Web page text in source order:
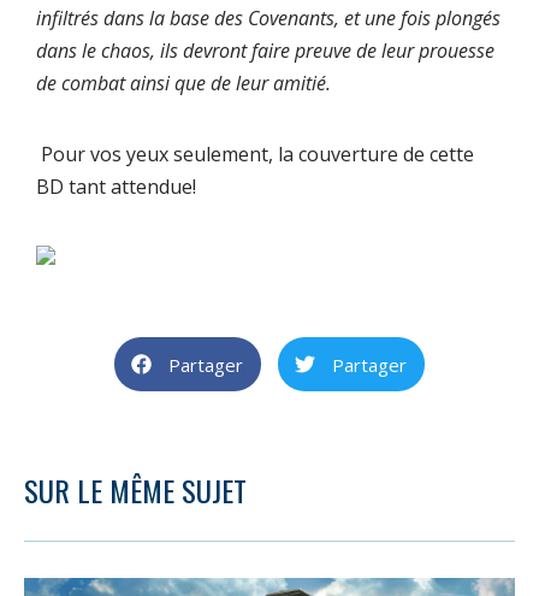
infiltrés dans la base des Covenants, et une fois plongés
dans le chaos, ils devront faire preuve de leur prouesse
de combat ainsi que de leur amitié.
Pour vos yeux seulement, la couverture de cette
BD tant attendue!
Partager Partager
SUR LE MÊME SUJET